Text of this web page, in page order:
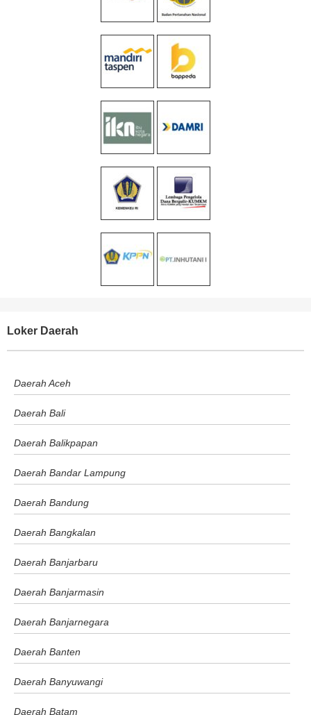
Loker Daerah
Daerah Aceh
Daerah Bali
Daerah Balikpapan
Daerah Bandar Lampung
Daerah Bandung
Daerah Bangkalan
Daerah Banjarbaru
Daerah Banjarmasin
Daerah Banjarnegara
Daerah Banten
Daerah Banyuwangi
Daerah Batam